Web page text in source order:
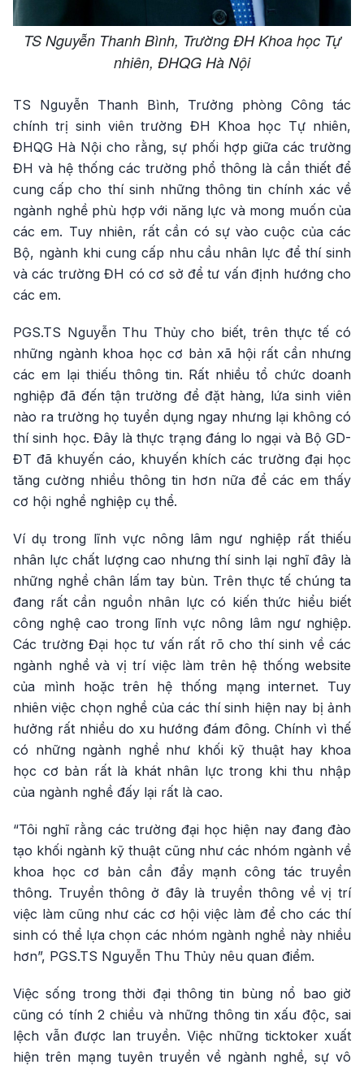
TS Nguyễn Thanh Bình, Trường ĐH Khoa học Tự
nhiên, ĐHQG Hà Nội
TS Nguyễn Thanh Bình, Trưởng phòng Công tác
chính trị sinh viên trường ĐH Khoa học Tự nhiên,
ĐHQG Hà Nội cho rằng, sự phối hợp giữa các trường
ĐH và hệ thống các trường phổ thông là cần thiết để
cung cấp cho thí sinh những thông tin chính xác về
ngành nghề phù hợp với năng lực và mong muốn của
các em. Tuy nhiên, rất cần có sự vào cuộc của các
Bộ, ngành khi cung cấp nhu cầu nhân lực để thí sinh
và các trường ĐH có cơ sở để tư vấn định hướng cho
các em.
PGS.TS Nguyễn Thu Thủy cho biết, trên thực tế có
những ngành khoa học cơ bản xã hội rất cần nhưng
các em lại thiếu thông tin. Rất nhiều tổ chức doanh
nghiệp đã đến tận trường để đặt hàng, lứa sinh viên
nào ra trường họ tuyển dụng ngay nhưng lại không có
thí sinh học. Đây là thực trạng đáng lo ngại và Bộ GD-
ĐT đã khuyến cáo, khuyến khích các trường đại học
tăng cường nhiều thông tin hơn nữa để các em thấy
cơ hội nghề nghiệp cụ thể.
Ví dụ trong lĩnh vực nông lâm ngư nghiệp rất thiếu
nhân lực chất lượng cao nhưng thí sinh lại nghĩ đây là
những nghề chân lấm tay bùn. Trên thực tế chúng ta
đang rất cần nguồn nhân lực có kiến thức hiểu biết
công nghệ cao trong lĩnh vực nông lâm ngư nghiệp.
Các trường Đại học tư vấn rất rõ cho thí sinh về các
ngành nghề và vị trí việc làm trên hệ thống website
của mình hoặc trên hệ thống mạng internet. Tuy
nhiên việc chọn nghề của các thí sinh hiện nay bị ảnh
hưởng rất nhiều do xu hướng đám đông. Chính vì thế
có những ngành nghề như khối kỹ thuật hay khoa
học cơ bản rất là khát nhân lực trong khi thu nhập
của ngành nghề đấy lại rất là cao.
“Tôi nghĩ rằng các trường đại học hiện nay đang đào
tạo khối ngành kỹ thuật cũng như các nhóm ngành về
khoa học cơ bản cần đẩy mạnh công tác truyền
thông. Truyền thông ở đây là truyền thông về vị trí
việc làm cũng như các cơ hội việc làm để cho các thí
sinh có thể lựa chọn các nhóm ngành nghề này nhiều
hơn”, PGS.TS Nguyễn Thu Thủy nêu quan điểm.
Việc sống trong thời đại thông tin bùng nổ bao giờ
cũng có tính 2 chiều và những thông tin xấu độc, sai
lệch vẫn được lan truyền. Việc những ticktoker xuất
hiện trên mạng tuyên truyền về ngành nghề, sự vô